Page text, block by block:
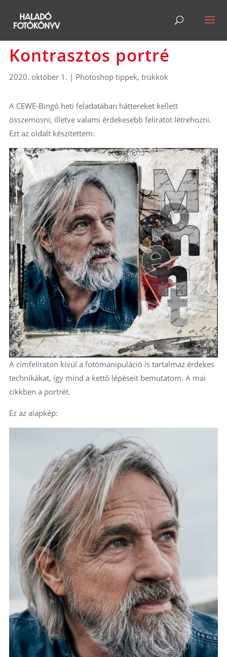
Kontrasztos portré
2020. október 1. | Photoshop tippek, trükkök
A CEWE-Bingó heti feladatában háttereket kellett
összemosni, illetve valami érdekesebb feliratot létrehozni.
Ezt az oldalt készítettem:
A címfeliraton kívül a fotómanipuláció is tartalmaz érdekes
technikákat, így mind a kettő lépéseit bemutatom. A mai
cikkben a portrét.
Ez az alapkép: